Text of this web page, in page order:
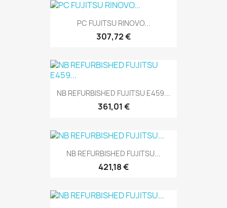
PC FUJITSU RINOVO...
307,72 €
NB REFURBISHED FUJITSU E459...
361,01 €
NB REFURBISHED FUJITSU...
421,18 €